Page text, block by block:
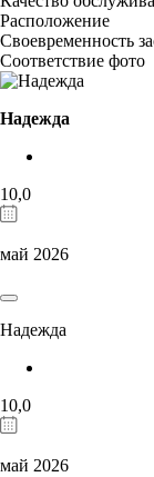
Расположение
Своевременность
Соответствие фото
Надежда
10,0
май 2026
Надежда
10,0
май 2026